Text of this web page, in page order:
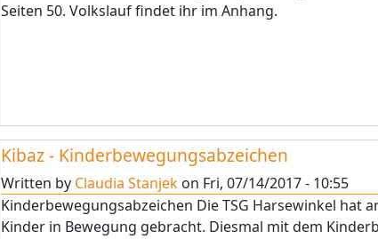
Seiten 50. Volkslauf findet ihr im Anhang.
Kibaz - Kinderbewegungsabzeichen
Written by Claudia Stanjek on Fri, 07/14/2017 - 10:55
Kinderbewegungsabzeichen Die TSG Harsewinkel hat
Kinder in Bewegung gebracht. Diesmal mit dem